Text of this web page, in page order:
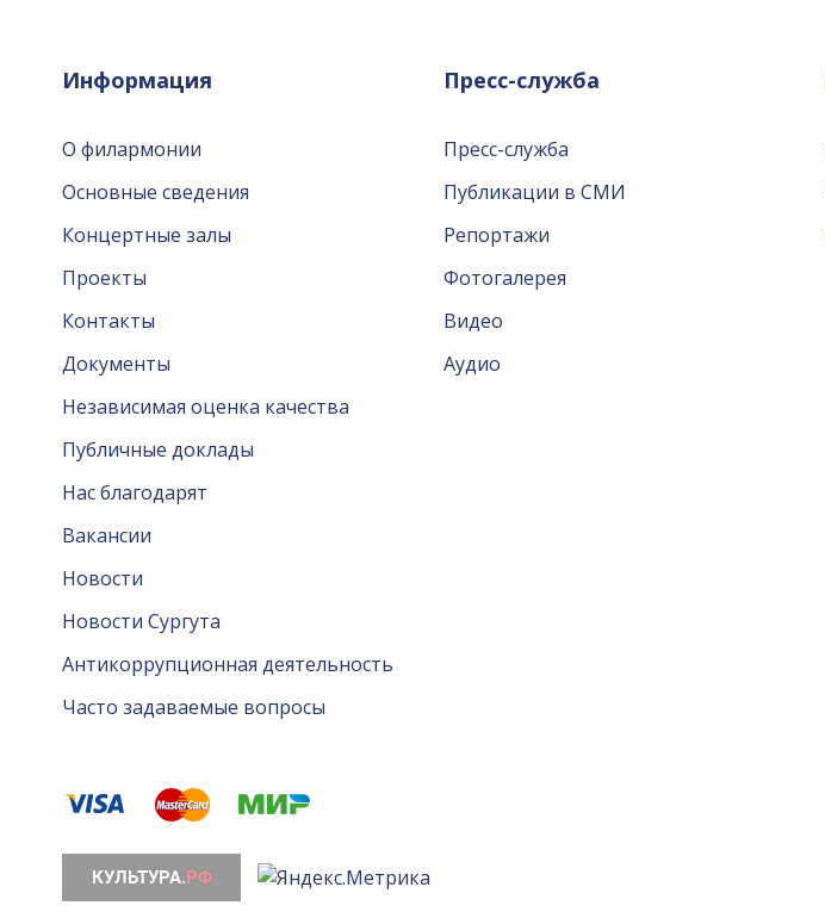
Информация
О филармонии
Основные сведения
Концертные залы
Проекты
Контакты
Документы
Независимая оценка качества
Публичные доклады
Нас благодарят
Вакансии
Новости
Новости Сургута
Антикоррупционная деятельность
Часто задаваемые вопросы
Пресс-служба
Пресс-служба
Публикации в СМИ
Репортажи
Фотогалерея
Видео
Аудио